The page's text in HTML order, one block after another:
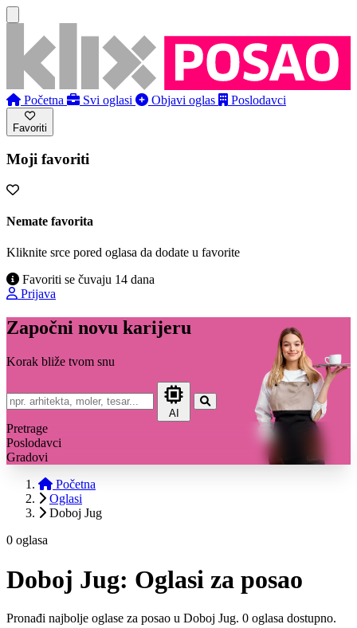
Početna Svi oglasi Objavi oglas Poslodavci
Favoriti
Moji favoriti
Nemate favorita
Kliknite srce pored oglasa da dodate u favorite
Favoriti se čuvaju 14 dana
Prijava
Započni novu karijeru
Korak bliže tvom snu
AI
Pretrage
Poslodavci
Gradovi
Početna
Oglasi
Doboj Jug
0 oglasa
Doboj Jug: Oglasi za posao
Pronađi najbolje oglase za posao u Doboj Jug. 0 oglasa dostupno.